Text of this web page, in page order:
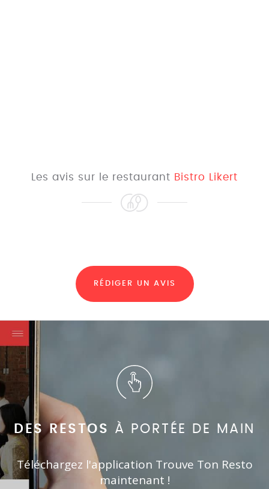
Les avis sur le restaurant Bistro Likert
RÉDIGER UN AVIS
DES RESTOS À PORTÉE DE MAIN
Téléchargez l'application Trouve Ton Resto
maintenant !